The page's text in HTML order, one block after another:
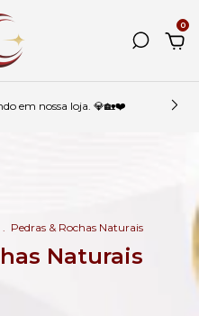
0
em nossa loja. 💎🏡❤️
. Pedras & Rochas Naturais
Naturais